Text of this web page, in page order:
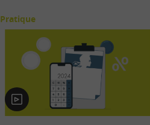
Pratique
En
vidéo